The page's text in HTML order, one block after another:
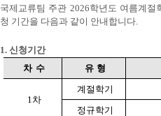
국제교류팀 주관 2026학년도 여름계
청 기간을 다음과 같이 안내합니다.
1. 신청기간
차 수
유 형
1차
계절학기
정규학기